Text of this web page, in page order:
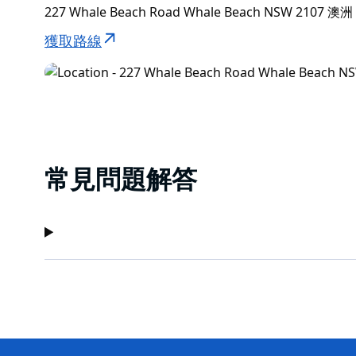
227 Whale Beach Road Whale Beach NSW 2107 澳洲
獲取路線
常見問題解答